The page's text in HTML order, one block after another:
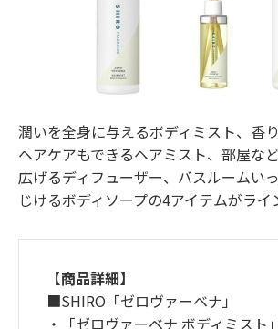
潤いを全身に与えるボディミスト、香
ヘアケアもできるヘアミスト、部屋な
広げるディフューザー、バスルームい
じけるボディソープの4アイテムがライ
【商品詳細】
■SHIRO「ゼロヴァーベナ」
・「ゼロヴァーベナ ボディミス